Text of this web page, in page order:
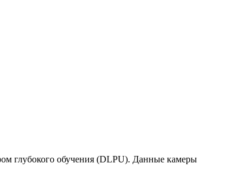
глубокого обучения (DLPU). Данные камеры